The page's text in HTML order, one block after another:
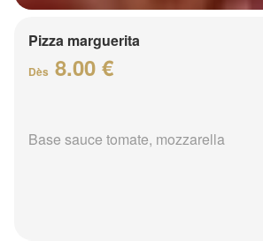
Pizza marguerita
Dès 8.00 €
Base sauce tomate, mozzarella